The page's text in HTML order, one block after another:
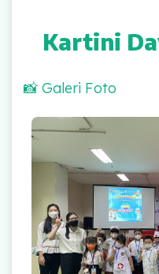
Rehabilitasi Medik
Pelayanan 24
UGD
Laboratorium
Radiologi
Farmasi
Ambulans
Kartini
📸 Galeri Foto